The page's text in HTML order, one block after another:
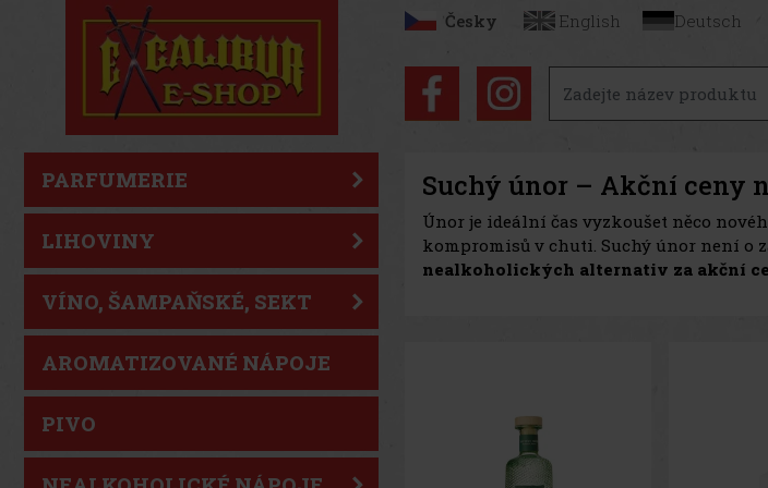
Česky English Deutsch
PARFUMERIE
LIHOVINY
VÍNO, ŠAMPAŇSKÉ, SEKT
AROMATIZOVANÉ NÁPOJE
PIVO
Suchý únor – Akční ceny
Únor je ideální čas vyzkoušet něco
kompromisů v chuti. Suchý únor není o
nealkoholických alternativ za akční